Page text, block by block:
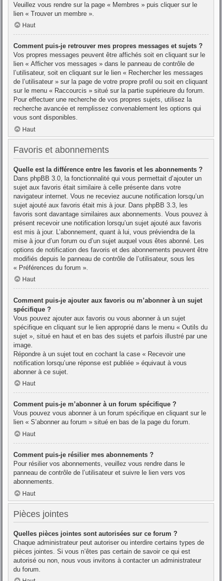
Veuillez vous rendre sur la page « Membres » puis cliquer sur le
lien « Trouver un membre ».
Haut
Comment puis-je retrouver mes propres messages et sujets ?
Vos propres messages peuvent être affichés soit en cliquant sur le
lien « Afficher vos messages » dans le panneau de contrôle de
l’utilisateur, soit en cliquant sur le lien « Rechercher les messages
de l’utilisateur » sur la page de votre propre profil ou soit en cliquant
sur le menu « Raccourcis » situé sur la partie supérieure du forum.
Pour effectuer une recherche de vos propres sujets, utilisez la
recherche avancée et remplissez convenablement les options qui
vous sont disponibles.
Haut
Favoris et abonnements
Quelle est la différence entre les favoris et les abonnements ?
Dans phpBB 3.0, la fonctionnalité qui vous permettait d’ajouter un
sujet aux favoris était similaire à celle présente dans votre
navigateur internet. Vous ne receviez aucune notification lorsqu’un
sujet ajouté aux favoris était mis à jour. Dans phpBB 3.3, les
favoris sont davantage similaires aux abonnements. Vous pouvez à
présent recevoir une notification lorsqu’un sujet ajouté aux favoris
est mis à jour. L’abonnement, quant à lui, vous préviendra de la
mise à jour d’un forum ou d’un sujet auquel vous êtes abonné. Les
options de notification des favoris et des abonnements peuvent être
modifiés depuis le panneau de contrôle de l’utilisateur, sous les
« Préférences du forum ».
Haut
Comment puis-je ajouter aux favoris ou m’abonner à un sujet
spécifique ?
Vous pouvez ajouter aux favoris ou vous abonner à un sujet
spécifique en cliquant sur le lien approprié dans le menu « Outils du
sujet », situé en haut et en bas des sujets et parfois illustré par une
image.
Répondre à un sujet tout en cochant la case « Recevoir une
notification lorsqu’une réponse est publiée » équivaut à vous
abonner à ce sujet.
Haut
Comment puis-je m’abonner à un forum spécifique ?
Vous pouvez vous abonner à un forum spécifique en cliquant sur le
lien « S’abonner au forum » situé en bas de la page du forum.
Haut
Comment puis-je résilier mes abonnements ?
Pour résilier vos abonnements, veuillez vous rendre dans le
panneau de contrôle de l’utilisateur et suivre le lien vers vos
abonnements.
Haut
Pièces jointes
Quelles pièces jointes sont autorisées sur ce forum ?
Chaque administrateur peut autoriser ou interdire certains types de
pièces jointes. Si vous n’êtes pas certain de savoir ce qui est
autorisé ou non, nous vous invitons à contacter un administrateur
du forum.